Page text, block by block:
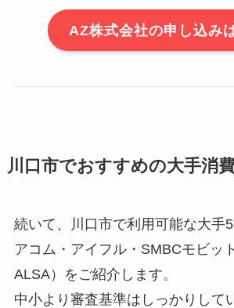
AZ株式会社の申し込み
川口市でおすすめの大手消
続いて、川口市で利用可能な大手
アコム・アイフル・SMBCモビッ
ALSA）をご紹介します。
中小より審査基準はしっかりして